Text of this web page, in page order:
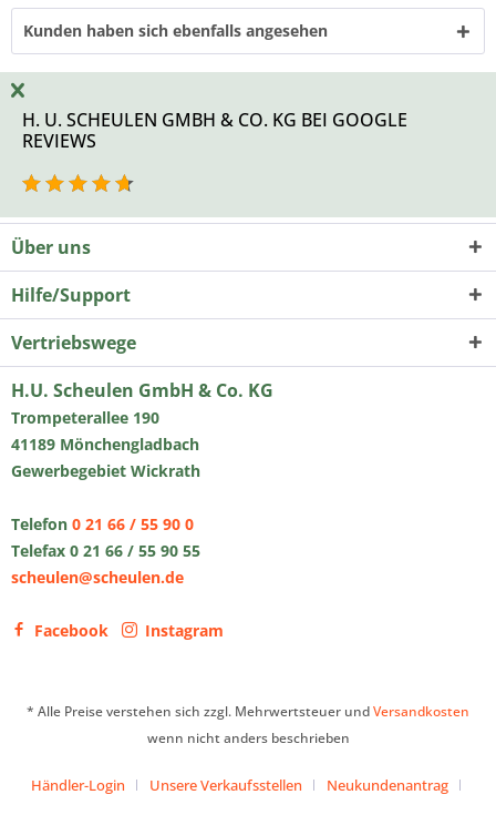
Kunden haben sich ebenfalls angesehen
H. U. SCHEULEN GMBH & CO. KG BEI GOOGLE
REVIEWS
Über uns
Hilfe/Support
Vertriebswege
H.U. Scheulen GmbH & Co. KG
Trompeterallee 190
41189 Mönchengladbach
Gewerbegebiet Wickrath
Telefon 0 21 66 / 55 90 0
Telefax 0 21 66 / 55 90 55
scheulen@scheulen.de
Facebook Instagram
* Alle Preise verstehen sich zzgl. Mehrwertsteuer undVersandkosten
wenn nicht anders beschrieben
Händler-Login Unsere Verkaufsstellen Neukundenantrag